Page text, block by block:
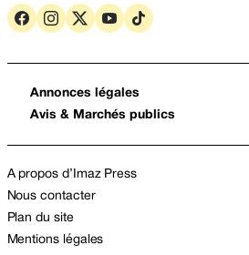
Annonces légales
Avis & Marchés publics
A propos d’Imaz Press
Nous contacter
Plan du site
Mentions légales